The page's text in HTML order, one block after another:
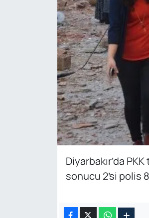
Diyarbakır’da
sonucu 2’si polis